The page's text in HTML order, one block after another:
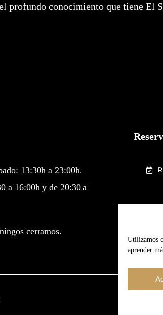
Utilizamos
aprender
profundo conocimiento que tiene El
13:30h a 23:00h.
a 16:00h y de 20:30 a
cerramos.